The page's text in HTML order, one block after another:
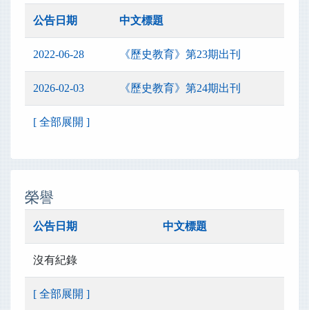
公告日期 中文標題
2022-06-28 《歷史教育》第23期出刊
2026-02-03 《歷史教育》第24期出刊
[ 全部展開 ]
榮譽
公告日期 中文標題
沒有紀錄
[ 全部展開 ]